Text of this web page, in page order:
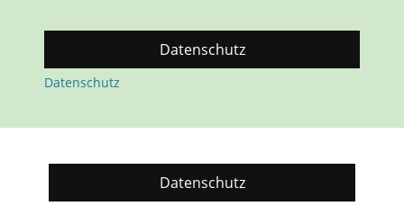
Datenschutz
Datenschutz
Datenschutz